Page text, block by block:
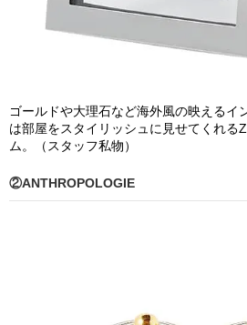
ゴールドや大理石など海外風の映える
は部屋をスタイリッシュに見せてくれる
ム。（スタッフ私物）
②ANTHROPOLOGIE